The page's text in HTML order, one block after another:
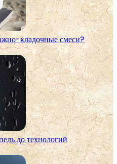
кладочные смеси?
до технологий